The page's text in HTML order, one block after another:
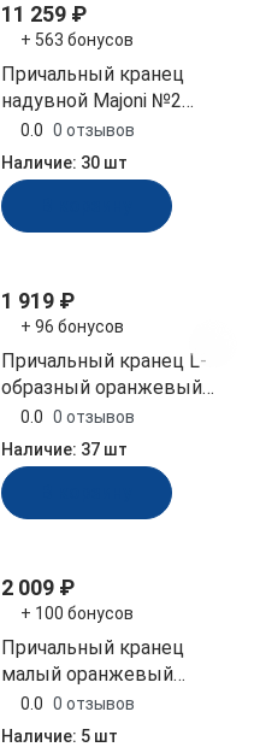
11 259 ₽
+ 563 бонусов
Причальный кранец
надувной Majoni №2
1100х240х240 мм белый
(10246590)
0.0 0 отзывов
Наличие: 30 шт
1 919 ₽
+ 96 бонусов
Причальный кранец L-
образный оранжевый
890х110х80 мм (ДУ-1-О)
0.0 0 отзывов
Наличие: 37 шт
2 009 ₽
+ 100 бонусов
Причальный кранец
малый оранжевый
450x110x80 мм (БП-1К-О,
10253672)
0.0 0 отзывов
Наличие: 5 шт